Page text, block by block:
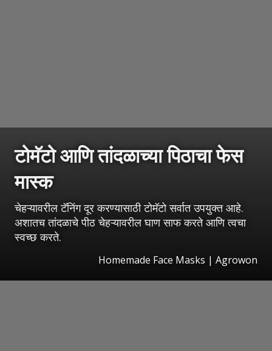
टोमॅटो आणि तांदळाच्या पिठाचा फेस
मास्क
चेहऱ्यावरील टॅनिंग दूर करण्यासाठी टोमॅटो सर्वात उपयुक्त आहे.
अशातच तांदळाचे पीठ चेहऱ्यावरील घाण साफ करते आणि त्वचा
स्वच्छ करते.
Homemade Face Masks | Agrowon